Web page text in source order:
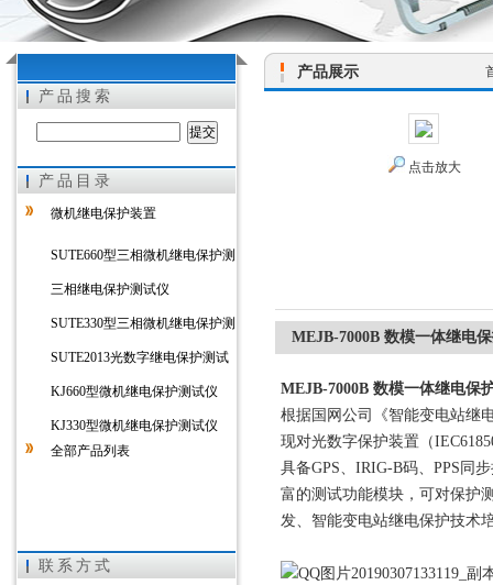
上海徐吉电气有限公司
产品搜索
产品目录
微机继电保护装置
SUTE660型三相微机继电保护测
三相继电保护测试仪
SUTE330型三相微机继电保护测
SUTE2013光数字继电保护测试
KJ660型微机继电保护测试仪
KJ330型微机继电保护测试仪
全部产品列表
联系方式
产品展示
点击放大
MEJB-7000B 数模一体继电
MEJB-7000B 数模一体继电保
根据国网公司《智能变电站继
现对光数字保护装置（
具备GPS、IRIG-B码、PPS同
富的测试功能模块，可对保护
发、智能变电站继电保护技术